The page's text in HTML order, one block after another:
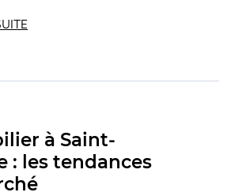
à Saint-
: les tendances